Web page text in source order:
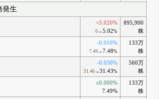
発生
+5.020%
0→ 5.02%
895,900
株
-0.010%
7.49→ 7.48%
133万
株
-0.030%
31.46→ 31.43%
560万
株
±0.000%
7.49%
133万
株